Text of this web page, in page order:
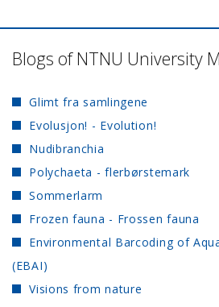
Blogs of NTNU University
Glimt fra samlingene
Evolusjon! - Evolution!
Nudibranchia
Polychaeta - flerbørstemark
Sommerlarm
Frozen fauna - Frossen fauna
Environmental Barcoding of
(EBAI)
Visions from nature